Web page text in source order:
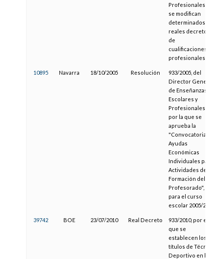
Profesionales, y
se modifican
determinados
reales decretos
de
cualificaciones
profesionales
10895 Navarra 18/10/2005 Resolución
933/2005, del
Director General
de Enseñanzas
Escolares y
Profesionales,
por la que se
aprueba la
"Convocatoria de
Ayudas
Económicas
Individuales para
Actividades de
Formación del
Profesorado",
para el curso
escolar 2005/2006
39742 BOE 23/07/2010 Real Decreto
933/2010, por el
que se
establecen los
títulos de Técnico
Deportivo en las